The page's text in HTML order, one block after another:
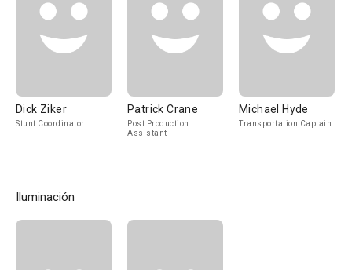
Dick Ziker
Stunt Coordinator
Patrick Crane
Post Production
Assistant
Michael Hyde
Transportation Captain
Iluminación